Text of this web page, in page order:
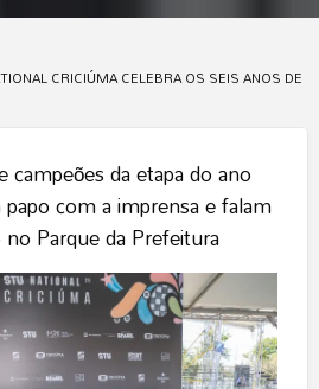
CRICIÚMA CELEBRA OS SEIS ANOS DE
campeões da etapa do ano
com a imprensa e falam
Parque da Prefeitura